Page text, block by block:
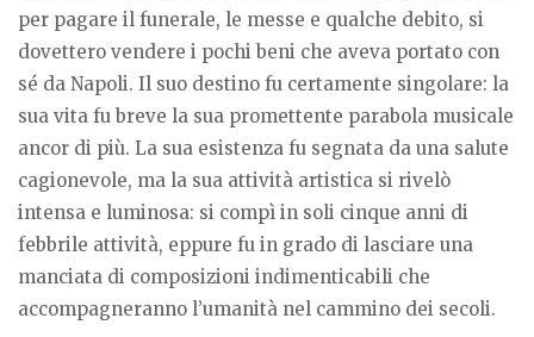
per pagare il funerale, le messe e qualche debito, si
dovettero vendere i pochi beni che aveva portato con
sé da Napoli. Il suo destino fu certamente singolare: la
sua vita fu breve la sua promettente parabola musicale
ancor di più. La sua esistenza fu segnata da una salute
cagionevole, ma la sua attività artistica si rivelò
intensa e luminosa: si compì in soli cinque anni di
febbrile attività, eppure fu in grado di lasciare una
manciata di composizioni indimenticabili che
accompagneranno l’umanità nel cammino dei secoli.